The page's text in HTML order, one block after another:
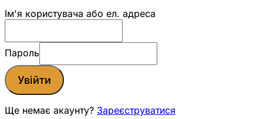
Ім'я користувача або ел. адреса
Пароль
Увійти
Ще немає акаунту? Зареєструватися